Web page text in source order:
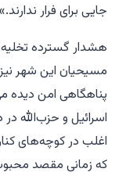
جایی برای فرار ندارند.»
هشدار گسترده
مسیحیان این شهر
پناهگاهی امن دیده
اسرائیل و حزب‌الله
اغلب در کوچه‌های
که زمانی مقصد